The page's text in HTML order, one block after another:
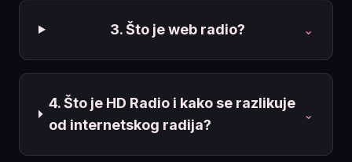
3. Što je web radio? ⌄
4. Što je HD Radio i kako se razlikuje
od internetskog radija?
⌄